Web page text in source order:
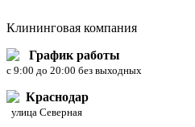
Клининговая компания
График работы
c 9:00 до 20:00 без выходных
Краснодар
улица Северная